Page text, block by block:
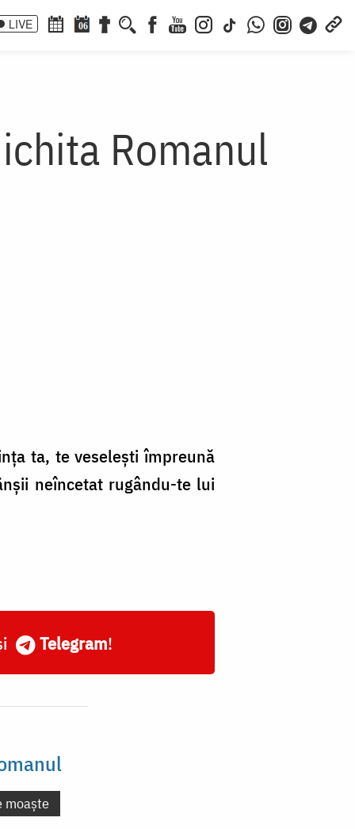
LIVE 06
Romanul
ta, te veseleşti împreună
neîncetat rugându-te lui
Telegram!
moaște